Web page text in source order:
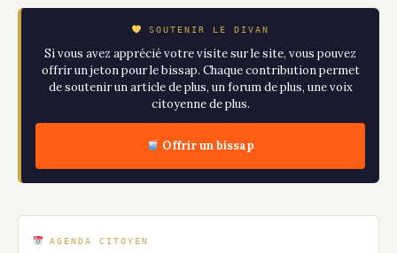
SOUTENIR LE DIVAN
Si vous avez apprécié votre visite sur le site, vous pouvez
offrir un jeton pour le bissap. Chaque contribution permet
de soutenir un article de plus, un forum de plus, une voix
citoyenne de plus.
Offrir un bissap
AGENDA CITOYEN